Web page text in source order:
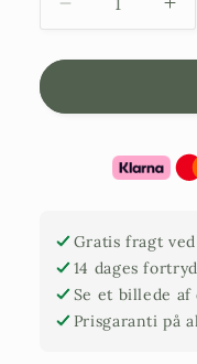
Reducer
mængden
af
60L
af
l
Gratis fragt
14 dages
Se et billede
Prisgaranti på